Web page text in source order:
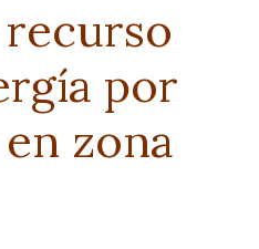
por
zona